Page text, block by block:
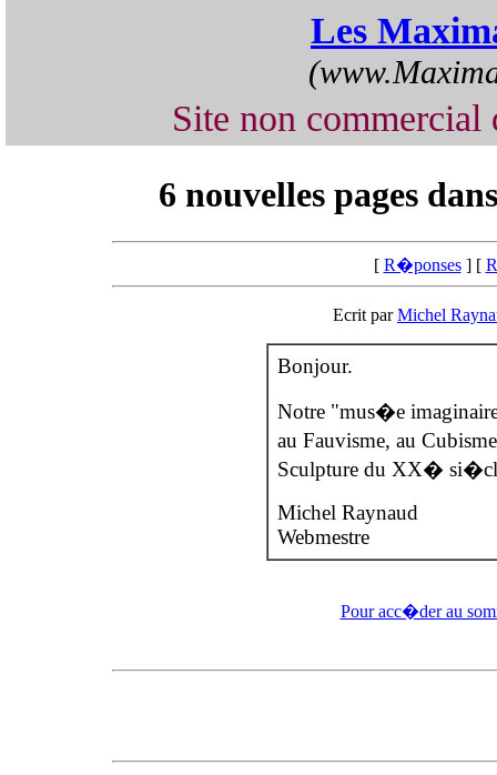
Les
Site non
6 nouvelles pages
[ R�ponses] [
Ecrit parMichel
Bonjour.
Notre "mus�e
au Fauvisme, au
Sculpture du XX�
Michel Raynaud
Webmestre
Pour acc�der au